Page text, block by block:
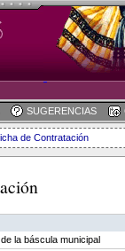
SUGERENCIAS
de Contratación
la báscula municipal